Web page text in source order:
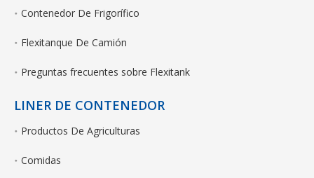
Contenedor De Frigorífico
Flexitanque De Camión
Preguntas frecuentes sobre Flexitank
LINER DE CONTENEDOR
Productos De Agriculturas
Comidas